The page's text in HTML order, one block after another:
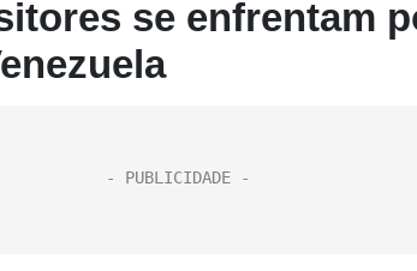
se enfrentam